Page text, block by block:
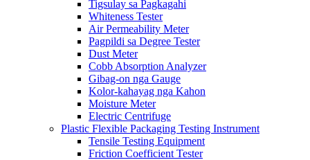
Tigsulay sa Pagkagahi
Whiteness Tester
Air Permeability Meter
Pagpildi sa Degree Tester
Dust Meter
Cobb Absorption Analyzer
Gibag-on nga Gauge
Kolor-kahayag nga Kahon
Moisture Meter
Electric Centrifuge
Plastic Flexible Packaging Testing Instrument
Tensile Testing Equipment
Friction Coefficient Tester